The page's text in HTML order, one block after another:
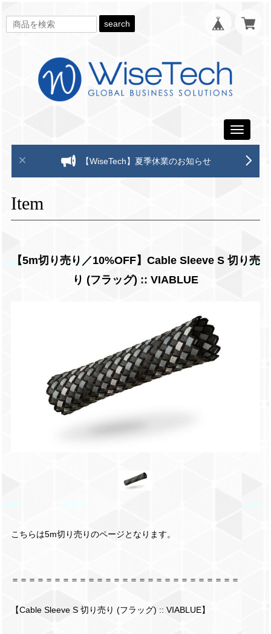
search
Toggle
【WiseTech】夏季休業のお知らせ
Item
【5m切り売り／10%OFF】Cable Sleeve S 切り売
り (フラッグ) :: VIABLUE
こちらは5m切り売りのページとなります。
＝＝＝＝＝＝＝＝＝＝＝＝＝＝＝＝＝＝＝＝＝＝＝＝＝＝＝
【Cable Sleeve S 切り売り (フラッグ) :: VIABLUE】